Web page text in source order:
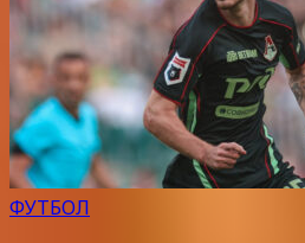
ФУТБОЛ